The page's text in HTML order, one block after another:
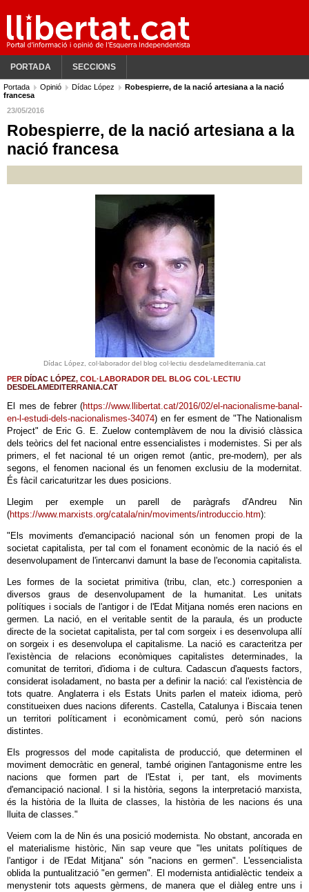
PORTADA SECCIONS
Portada Opinió Dídac López
Robespierre, de la nació artesiana a la nació
francesa
23/05/2016
Robespierre, de la nació artesiana a la
nació francesa
Dídac López, col·laborador del blog col·lectiu desdelamediterrania.cat
PER DÍDAC LÓPEZ, COL·LABORADOR DEL BLOG COL·LECTIU
DESDELAMEDITERRANIA.CAT
El mes de febrer (https://www.llibertat.cat/2016/02/el-nacionalisme-banal-
en-l-estudi-dels-nacionalismes-34074) en fer esment de "The Nationalism
Project" de Eric G. E. Zuelow contemplàvem de nou la divisió clàssica
dels teòrics del fet nacional entre essencialistes i modernistes. Si per als
primers, el fet nacional té un origen remot (antic, pre-modern), per als
segons, el fenomen nacional és un fenomen exclusiu de la modernitat.
És fàcil caricaturitzar les dues posicions.
Llegim per exemple un parell de paràgrafs d'Andreu Nin
(https://www.marxists.org/catala/nin/moviments/introduccio.htm):
"Els moviments d'emancipació nacional són un fenomen propi de la
societat capitalista, per tal com el fonament econòmic de la nació és el
desenvolupament de l'intercanvi damunt la base de l'economia capitalista.
Les formes de la societat primitiva (tribu, clan, etc.) corresponien a
diversos graus de desenvolupament de la humanitat. Les unitats
polítiques i socials de l'antigor i de l'Edat Mitjana només eren nacions en
germen. La nació, en el veritable sentit de la paraula, és un producte
directe de la societat capitalista, per tal com sorgeix i es desenvolupa allí
on sorgeix i es desenvolupa el capitalisme. La nació es caracteritza per
l'existència de relacions econòmiques capitalistes determinades, la
comunitat de territori, d'idioma i de cultura. Cadascun d'aquests factors,
considerat isoladament, no basta per a definir la nació: cal l'existència de
tots quatre. Anglaterra i els Estats Units parlen el mateix idioma, però
constitueixen dues nacions diferents. Castella, Catalunya i Biscaia tenen
un territori políticament i econòmicament comú, però són nacions
distintes.
Els progressos del mode capitalista de producció, que determinen el
moviment democràtic en general, també originen l'antagonisme entre les
nacions que formen part de l'Estat i, per tant, els moviments
d'emancipació nacional. I si la història, segons la interpretació marxista,
és la història de la lluita de classes, la història de les nacions és una
lluita de classes."
Veiem com la de Nin és una posició modernista. No obstant, ancorada en
el materialisme històric, Nin sap veure que "les unitats polítiques de
l'antigor i de l'Edat Mitjana" són "nacions en germen". L'essencialista
oblida la puntualització "en germen". El modernista antidialèctic tendeix a
menystenir tots aquests gèrmens, de manera que el diàleg entre uns i